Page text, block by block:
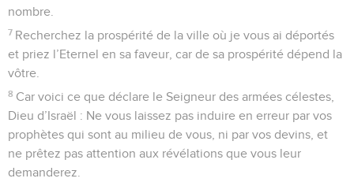
nombre.
7 Recherchez la prospérité de la ville où je vous ai déportés
et priez l’Eternel en sa faveur, car de sa prospérité dépend la
vôtre.
8 Car voici ce que déclare le Seigneur des armées célestes,
Dieu d’Israël : Ne vous laissez pas induire en erreur par vos
prophètes qui sont au milieu de vous, ni par vos devins, et
ne prêtez pas attention aux révélations que vous leur
demanderez.